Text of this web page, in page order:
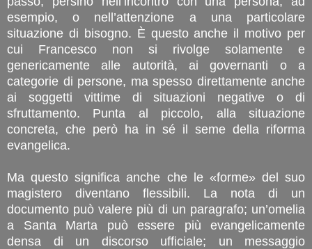
esempio, o nell’attenzione a una particolare
situazione di bisogno. È questo anche il motivo per
cui Francesco non si rivolge solamente e
genericamente alle autorità, ai governanti o a
categorie di persone, ma spesso direttamente anche
ai soggetti vittime di situazioni negative o di
sfruttamento. Punta al piccolo, alla situazione
concreta, che però ha in sé il seme della riforma
evangelica.
Ma questo significa anche che le «forme» del suo
magistero diventano flessibili. La nota di un
documento può valere più di un paragrafo; un’omelia
a Santa Marta può essere più evangelicamente
densa di un discorso ufficiale; un messaggio